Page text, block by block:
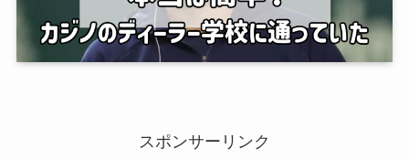
スポンサーリンク